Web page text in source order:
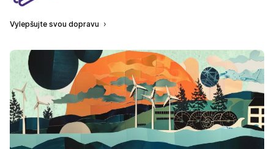
Vylepšujte svou dopravu